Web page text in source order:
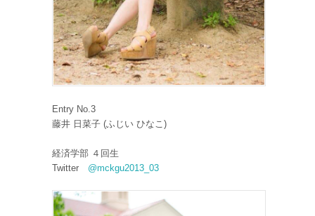
Entry No.3
藤井 日菜子 (ふじい ひなこ)
経済学部 ４回生
Twitter @mckgu2013_03